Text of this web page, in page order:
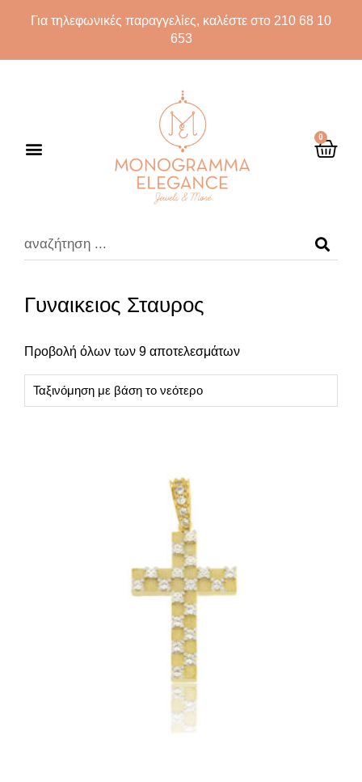
Για τηλεφωνικές παραγγελίες, καλέστε στο 210 68 10
653
0
Γυναικειος Σταυρος
Προβολή όλων των 9 αποτελεσμάτων